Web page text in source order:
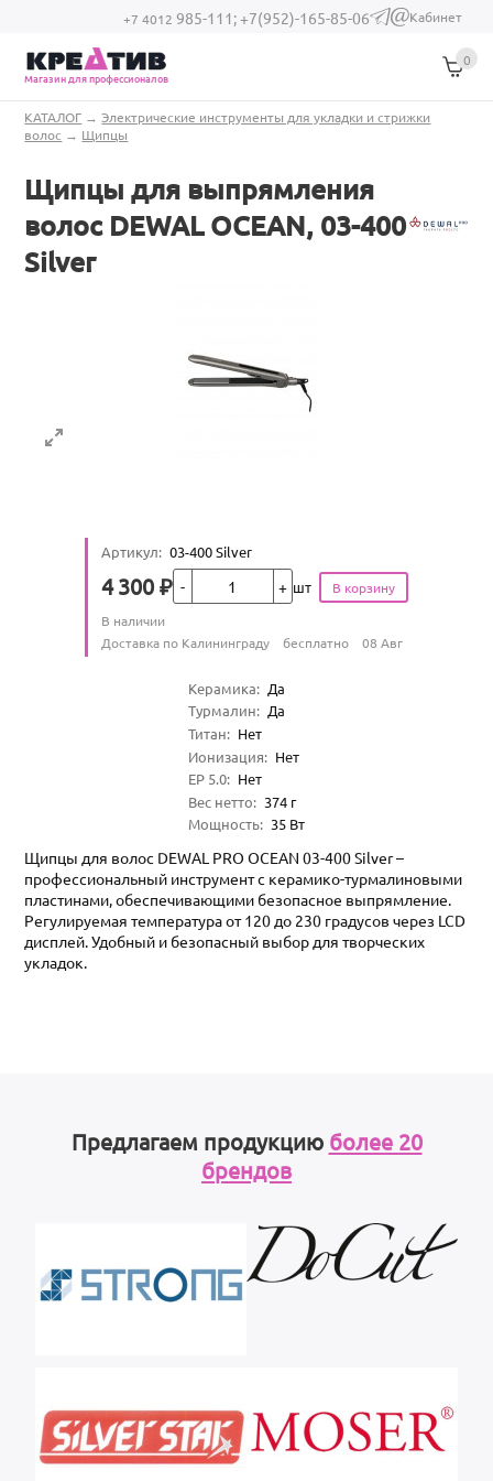
Перейти к основному содержанию
+7 4012 985-111;+7(952)-165-85-06
(link sends e-
Кабинет
Магазин для профессионалов
0
Вы здесь
КАТАЛОГ →Электрические инструменты для укладки и стрижки
волос → Щипцы
Щипцы для выпрямления
волос DEWAL OCEAN, 03-400
Silver
Артикул: 03-400 Silver
Цена
4 300 ₽Кол-во шт
Количество
В наличии
Условия доставки
Доставка по Калининграду бесплатно 08 Авг
Характеристики
Керамика: Да
Турмалин: Да
Титан: Нет
Ионизация: Нет
EP 5.0: Нет
Вес нетто: 374 г
Мощность: 35 Вт
Щипцы для волос DEWAL PRO OCEAN 03-400 Silver –
профессиональный инструмент с керамико-турмалиновыми
пластинами, обеспечивающими безопасное выпрямление.
Регулируемая температура от 120 до 230 градусов через LCD
дисплей. Удобный и безопасный выбор для творческих
укладок.
Предлагаем продукцию более 20
брендов